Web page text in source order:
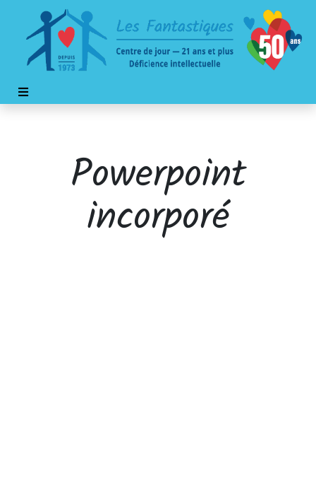
Powerpoint
incorporé